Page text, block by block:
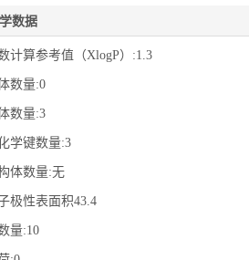
数据
计算参考值（XlogP）:1.3
数量:0
数量:3
学键数量:3
体数量:无
极性表面积43.4
量:10